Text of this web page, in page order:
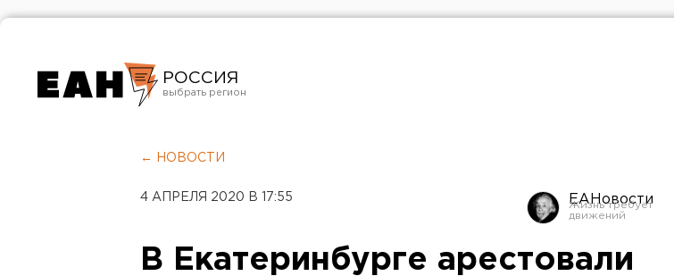
РОССИЯ
Челябинск
← НОВОСТИ
4 АПРЕЛЯ 2020 В 17:55 ЕАНовости
В Екатеринбурге арестовали